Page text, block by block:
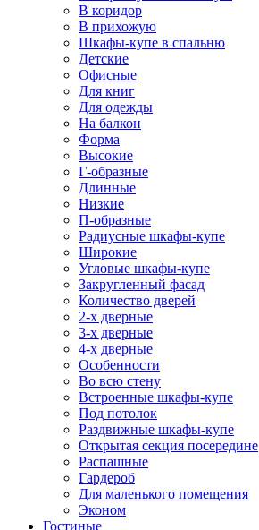
В коридор
В прихожую
Шкафы-купе в спальню
Детские
Офисные
Для книг
Для одежды
На балкон
Форма
Высокие
Г-образные
Длинные
Низкие
П-образные
Радиусные шкафы-купе
Широкие
Угловые шкафы-купе
Закругленный фасад
Количество дверей
2-х дверные
3-х дверные
4-х дверные
Особенности
Во всю стену
Встроенные шкафы-купе
Под потолок
Раздвижные шкафы-купе
Открытая секция посередине
Распашные
Гардероб
Для маленького помещения
Эконом
Гостиные